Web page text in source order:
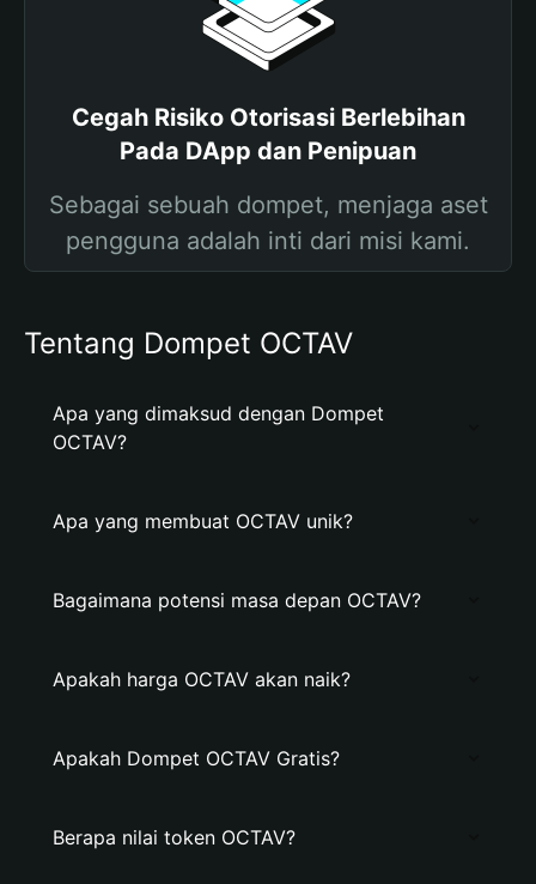
Cegah Risiko Otorisasi Berlebihan
Pada DApp dan Penipuan
Sebagai sebuah dompet, menjaga aset
pengguna adalah inti dari misi kami.
Tentang Dompet OCTAV
Apa yang dimaksud dengan Dompet
OCTAV?
Apa yang membuat OCTAV unik?
Bagaimana potensi masa depan OCTAV?
Apakah harga OCTAV akan naik?
Apakah Dompet OCTAV Gratis?
Berapa nilai token OCTAV?